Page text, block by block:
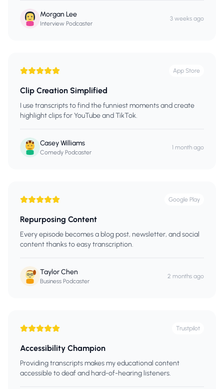
Morgan Lee
Interview Podcaster
3 weeks ago
App Store
Clip Creation Simplified
I use transcripts to find the funniest moments and create
highlight clips for YouTube and TikTok.
Casey Williams
Comedy Podcaster
1 month ago
Google Play
Repurposing Content
Every episode becomes a blog post, newsletter, and social
content thanks to easy transcription.
Taylor Chen
Business Podcaster
2 months ago
Trustpilot
Accessibility Champion
Providing transcripts makes my educational content
accessible to deaf and hard-of-hearing listeners.